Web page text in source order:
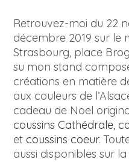
Retrouvez-moi du 22
décembre 2019 sur le
Strasbourg, place
su mon stand
créations en matière
aux couleurs de
cadeau de Noel
coussins Cathédrale,
et coussins coeur.
aussi disponibles sur la